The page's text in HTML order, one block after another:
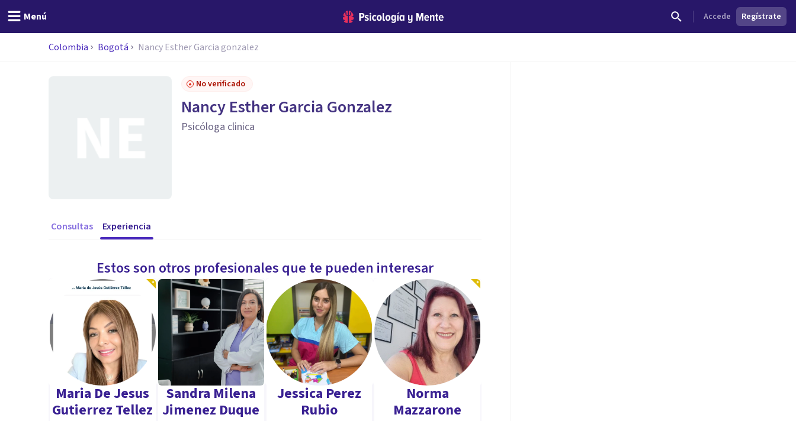
Menú Accede Regístrate
Colombia Bogotá Nancy Esther Garcia gonzalez
No verificado
Nancy Esther Garcia Gonzalez
Psicóloga clinica
Consultas Experiencia
Estos son otros profesionales que te pueden interesar
Maria De Jesus
Gutierrez Tellez
Sandra Milena
Jimenez Duque
Jessica Perez
Rubio
Norma
Mazzarone